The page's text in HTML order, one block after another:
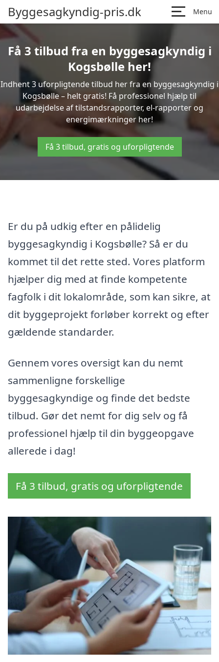
Byggesagkyndig-pris.dk Menu
Få 3 tilbud fra en byggesagkyndig i
Kogsbølle her!
Indhent 3 uforpligtende tilbud her fra en byggesagkyndig i
Kogsbølle – helt gratis! Få professionel hjælp til
udarbejdelse af tilstandsrapporter, el-rapporter og
energimærkninger her!
Få 3 tilbud, gratis og uforpligtende
Er du på udkig efter en pålidelig
byggesagkyndig i Kogsbølle? Så er du
kommet til det rette sted. Vores platform
hjælper dig med at finde kompetente
fagfolk i dit lokalområde, som kan sikre, at
dit byggeprojekt forløber korrekt og efter
gældende standarder.
Gennem vores oversigt kan du nemt
sammenligne forskellige
byggesagkyndige og finde det bedste
tilbud. Gør det nemt for dig selv og få
professionel hjælp til din byggeopgave
allerede i dag!
Få 3 tilbud, gratis og uforpligtende